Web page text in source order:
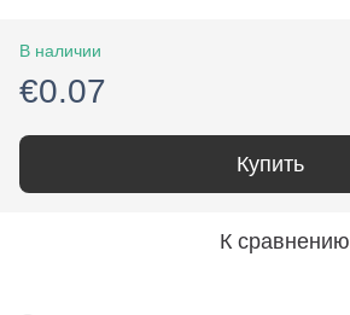
В наличии
€0.07
Купить
К сравнению